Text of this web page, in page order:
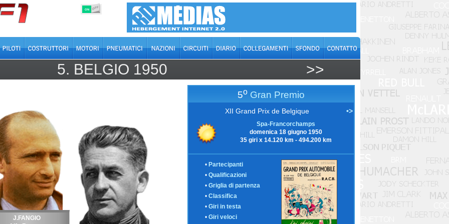
ON OFF
5. BELGIO 1950 >>
J.FANGIO
5o Gran Premio
XII Grand Prix de Belgique •>
Spa-Francorchamps
domenica 18 giugno 1950
35 giri x 14.120 km - 494.200 km
• Partecipanti
• Qualificazioni
• Griglia di partenza
• Classifica
• Giri in testa
• Giri veloci